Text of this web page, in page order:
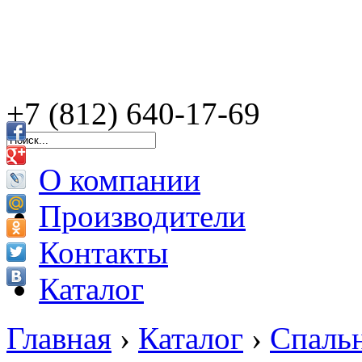
+7 (812) 640-17-69
О компании
Производители
Контакты
Каталог
Главная › Каталог ›